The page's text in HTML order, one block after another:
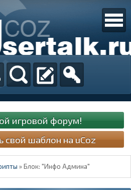
игровой форум!
свой шаблон на uCoz
»Блок: "Инфо Админа"